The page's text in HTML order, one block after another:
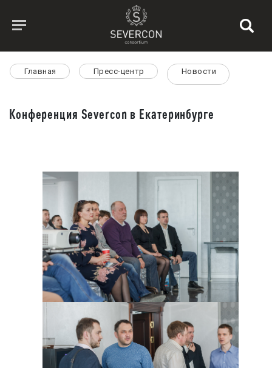
Главная Пресс-центр Новости
Конференция Severcon в Екатеринбурге